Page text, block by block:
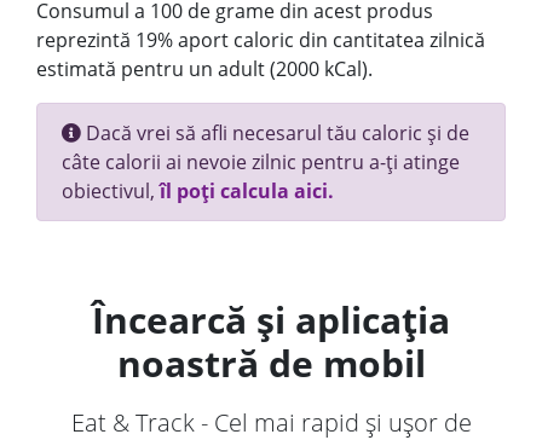
Consumul a 100 de grame din acest produs
reprezintă 19% aport caloric din cantitatea zilnică
estimată pentru un adult (2000 kCal).
Dacă vrei să afli necesarul tău caloric și de
câte calorii ai nevoie zilnic pentru a-ți atinge
obiectivul,îl poți calcula aici.
Încearcă și aplicația
noastră de mobil
Eat & Track - Cel mai rapid și ușor de